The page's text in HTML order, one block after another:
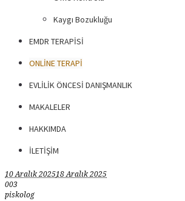
Kaygı Bozukluğu
EMDR TERAPISI
ONLINE TERAPI
EVLILIK ÖNCESI DANIŞMANLIK
MAKALELER
HAKKIMDA
İLETIŞIM
10 Aralık 202518 Aralık 2025
003
piskolog